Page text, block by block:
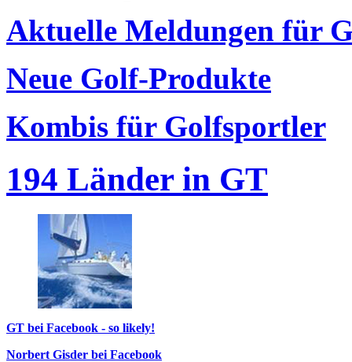
Aktuelle Meldungen für
Neue Golf-Produkte
Kombis für Golfsportler
194 Länder in GT
GT bei Facebook - so likely!
Norbert Gisder bei Facebook